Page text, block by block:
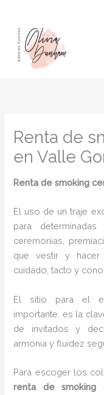
contenido
Renta de
en Valle
Renta de smoking
El uso de un traje
para
ceremonias,
que vestir y hacer
cuidado, tacto y
El sitio para el
importante, es la
de invitados y
armonía y fluidez
Para escoger los
renta de